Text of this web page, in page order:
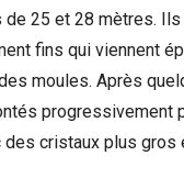
25 et 28 mètres.
fins qui viennent
moules. Après
progressivement
cristaux plus gros